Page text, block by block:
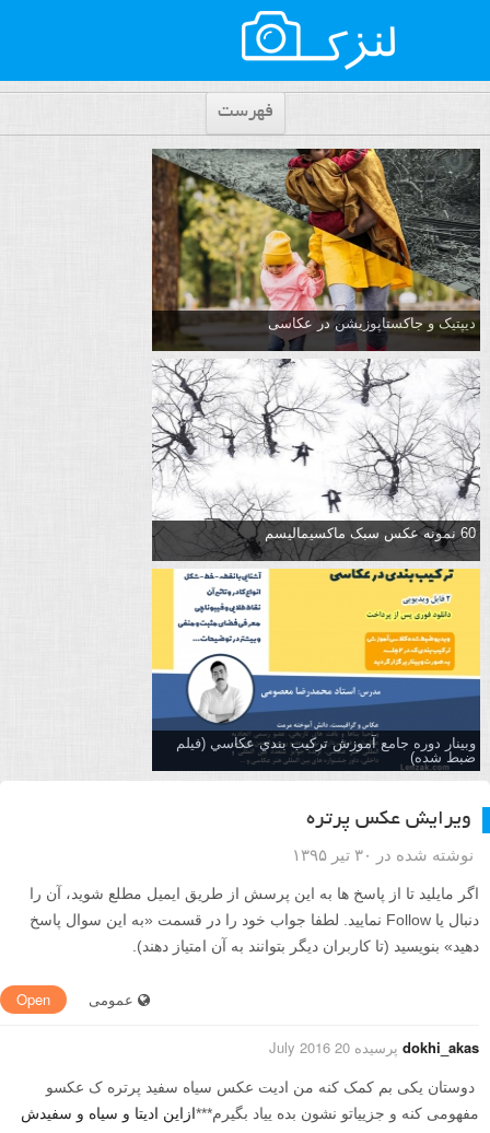
فهرست
دیپتیک و جاکستا‌پوزیشن در عکاسی
60 نمونه عکس سبک ماکسیمالیسم
وبینار دوره جامع آموزش تركيب بندي عكاسي (فیلم
ضبط شده)
ویرایش عکس پرتره
نوشته شده در ۳۰ تیر ۱۳۹۵
اگر مایلید تا از پاسخ ها به این پرسش از طریق ایمیل مطلع شوید، آن را
دنبال یا Follow نمایید. لطفا جواب خود را در قسمت «به این سوال پاسخ
دهید» بنویسید (تا کاربران دیگر بتوانند به آن امتیاز دهند).
Open عمومی
dokhi_akas پرسیده 20 July 2016
دوستان یکی بم کمک کنه من ادیت عکس سیاه سفید پرتره ک عکسو
مفهومی کنه و جزییاتو نشون بده ییاد بگیرم***ازاین ادیتا و سیاه و سفیدش